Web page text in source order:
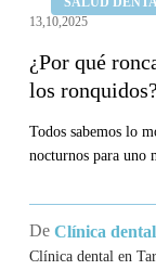
qué
¿Hay
alguna
solución
para
ronquidos?
13,10,2025
¿Por qué
los ronquidos?
Todos sabemos lo
nocturnos para uno
De Clínica
Clínica dental en